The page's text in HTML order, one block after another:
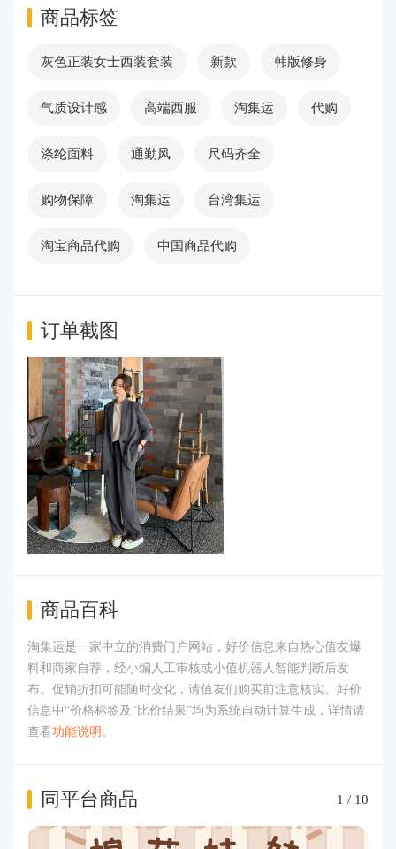
商品标签
灰色正装女士西装套装 新款 韩版修身
气质设计感 高端西服 淘集运 代购
涤纶面料 通勤风 尺码齐全
购物保障 淘集运 台湾集运
淘宝商品代购 中国商品代购
订单截图
商品百科
淘集运是一家中立的消费门户网站，好价信息来自热心值友爆
料和商家自荐，经小编人工审核或小值机器人智能判断后发
布。促销折扣可能随时变化，请值友们购买前注意核实。好价
信息中“价格标签及“比价结果”均为系统自动计算生成，详情请
查看功能说明 。
同平台商品 1 / 10